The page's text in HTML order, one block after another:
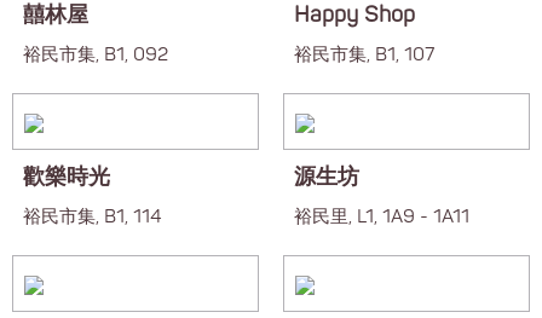
囍林屋
裕民市集, B1, 092
Happy Shop
裕民市集, B1, 107
歡樂時光
裕民市集, B1, 114
源生坊
裕民里, L1, 1A9 - 1A11